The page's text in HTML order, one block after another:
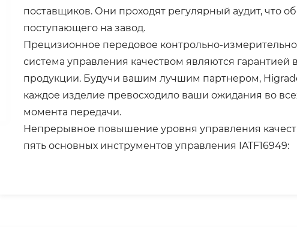
поставщиков. Они проходят регулярный аудит, что
поступающего на завод.
Прецизионное передовое контрольно-
система управления качеством являются гарантией
продукции. Будучи вашим лучшим партнером,
каждое изделие превосходило ваши ожидания во
момента передачи.
Непрерывное повышение уровня управления
пять основных инструментов управления IATF16949: